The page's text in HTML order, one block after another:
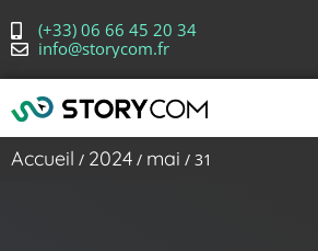
(+33) 06 66 45 20 34
info@storycom.fr
Accueil / 2024 / mai / 31